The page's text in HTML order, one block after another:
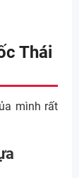
Thái
mình rất